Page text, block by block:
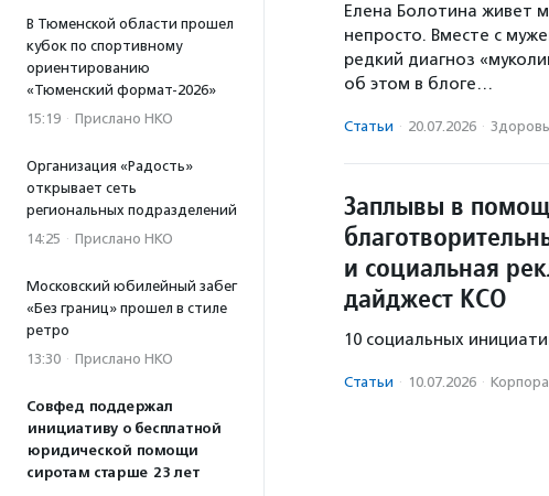
В Тюменской области прошел
кубок по спортивному
ориентированию
«Тюменский формат-2026»
15:19 · Прислано НКО
Организация «Радость»
открывает сеть
региональных подразделений
14:25 · Прислано НКО
Московский юбилейный забег
«Без границ» прошел в стиле
ретро
13:30 · Прислано НКО
Совфед поддержал
инициативу о бесплатной
юридической помощи
сиротам старше 23 лет
Елена Болотина живет
непросто. Вместе с
редкий диагноз
об этом в блоге…
Статьи · 20.07.2026 ·
Заплывы в
и социальная
дайджест КСО
10 социальных
Статьи · 10.07.2026 ·